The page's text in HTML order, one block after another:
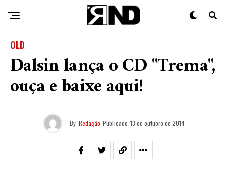
OLD
Dalsin lança o CD "Trema",
ouça e baixe aqui!
By Redação Publicado 13 de outubro de 2014